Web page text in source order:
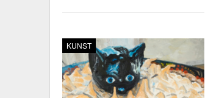
KUNST